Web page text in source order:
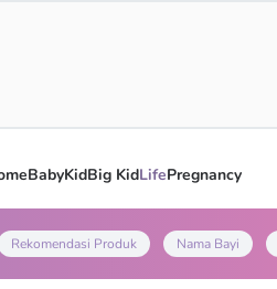
BabyKidBig KidLifePregnancy
Rekomendasi Produk Nama Bayi